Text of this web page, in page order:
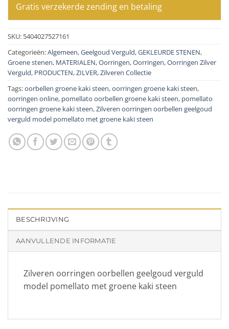
Gratis verzekerde zending en betaling
SKU: 5404027527161
Categorieën:Algemeen,Geelgoud Verguld,GEKLEURDE STENEN,
Groene stenen, MATERIALEN,Oorringen,Oorringen,Oorringen Zilver
Verguld, PRODUCTEN,ZILVER,Zilveren Collectie
Tags:oorbellen groene kaki steen,oorringen groene kaki steen,
oorringen online, pomellato oorbellen groene kaki steen, pomellato
oorringen groene kaki steen,Zilveren oorringen oorbellen geelgoud
verguld model pomellato met groene kaki steen
BESCHRIJVING
AANVULLENDE INFORMATIE
Zilveren oorringen oorbellen geelgoud verguld
model pomellato met groene kaki steen